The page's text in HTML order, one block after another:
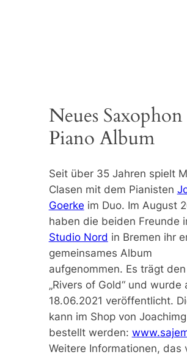
Neues Saxophon
Piano Album
Seit über 35 Jahren spielt
Clasen mit dem Pianisten
Goerke im Duo. Im August
haben die beiden Freunde
Studio Nord in Bremen ihr
gemeinsames Album
aufgenommen. Es trägt
„Rivers of Gold“ und wurde
18.06.2021 veröffentlicht.
kann im Shop von
bestellt werden:
Weitere Informationen, das